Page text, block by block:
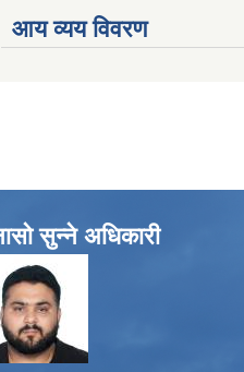
आय व्यय विवरण
सुन्ने अधिकारी